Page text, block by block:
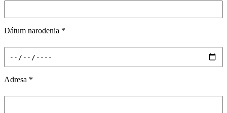
Dátum narodenia *
Adresa *